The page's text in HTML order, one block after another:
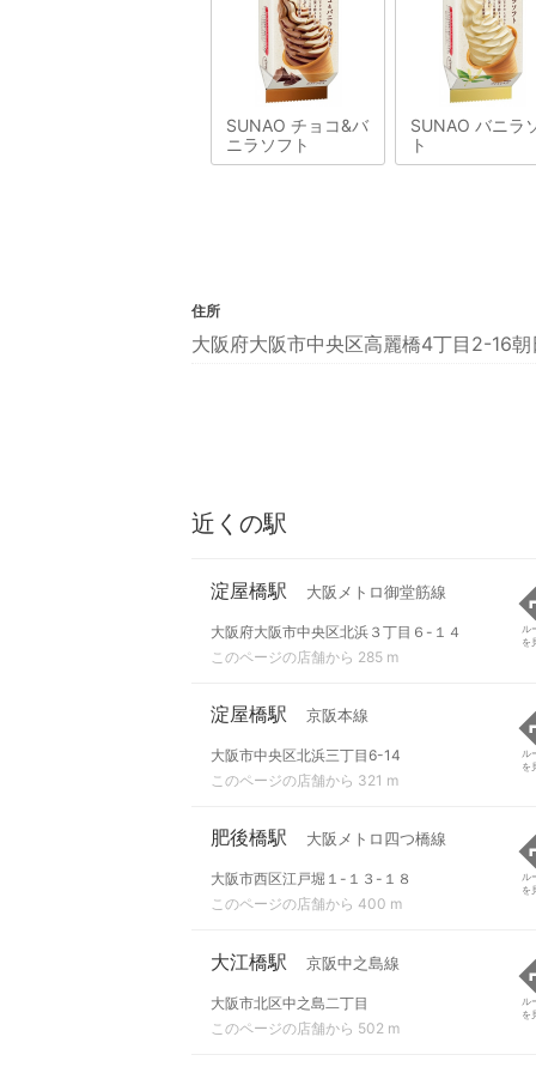
SUNAO チョコ&バ
ニラソフト
SUNAO バニラ
ト
住所
大阪府大阪市中央区高麗橋4丁目2-16朝
近くの駅
淀屋橋駅 大阪メトロ御堂筋線
大阪府大阪市中央区北浜３丁目６-１４
このページの店舗から 285 m
ル
を
淀屋橋駅 京阪本線
大阪市中央区北浜三丁目6-14
このページの店舗から 321 m
ル
を
肥後橋駅 大阪メトロ四つ橋線
大阪市西区江戸堀１-１３-１８
このページの店舗から 400 m
ル
を
大江橋駅 京阪中之島線
大阪市北区中之島二丁目
このページの店舗から 502 m
ル
を